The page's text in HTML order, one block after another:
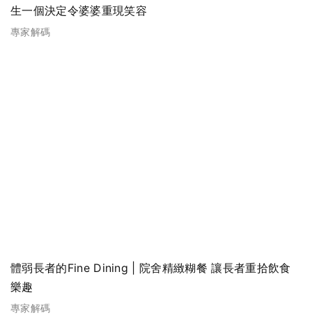
生一個決定令婆婆重現笑容
專家解碼
體弱長者的Fine Dining | 院舍精緻糊餐 讓長者重拾飲食
樂趣
專家解碼